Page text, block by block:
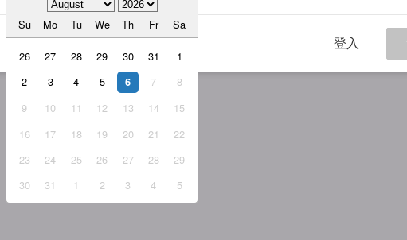
Su Mo Tu We Th Fr Sa
26 27 28 29 30 31
1
2
3 4 5 6 7
8
9
10 11 12 13 14
15
16
17 18 19 20 21
22
23
24 25 26 27 28
29
30
31 1 2 3 4 5
登入